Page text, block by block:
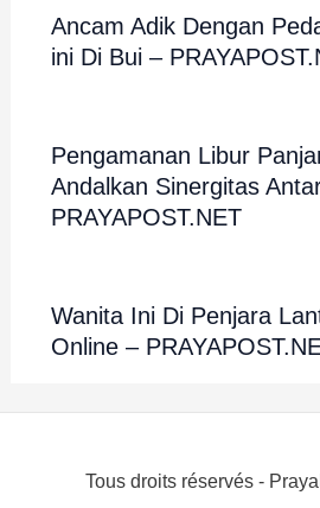
Ancam Adik Dengan
ini Di Bui –
Pengamanan Libur
Andalkan Sinergitas
PRAYAPOST.NET
Wanita Ini Di Penjara
Online –
Tous droits réservés -